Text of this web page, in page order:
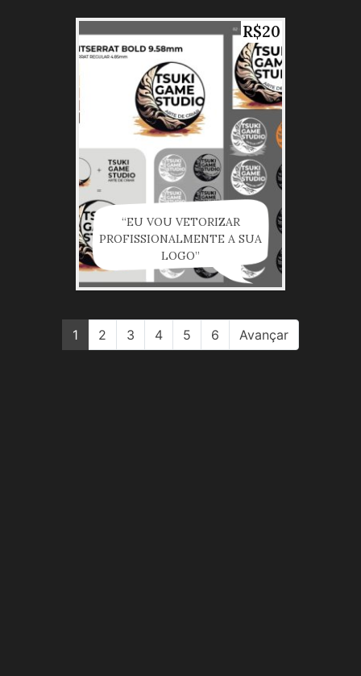
R$20
“EU VOU VETORIZAR
PROFISSIONALMENTE A SUA
LOGO”
1 2 3 4 5 6 Avançar